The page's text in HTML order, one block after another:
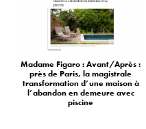
Madame Figaro : Avant/Après :
près de Paris, la magistrale
transformation d’une maison à
l’abandon en demeure avec
piscine